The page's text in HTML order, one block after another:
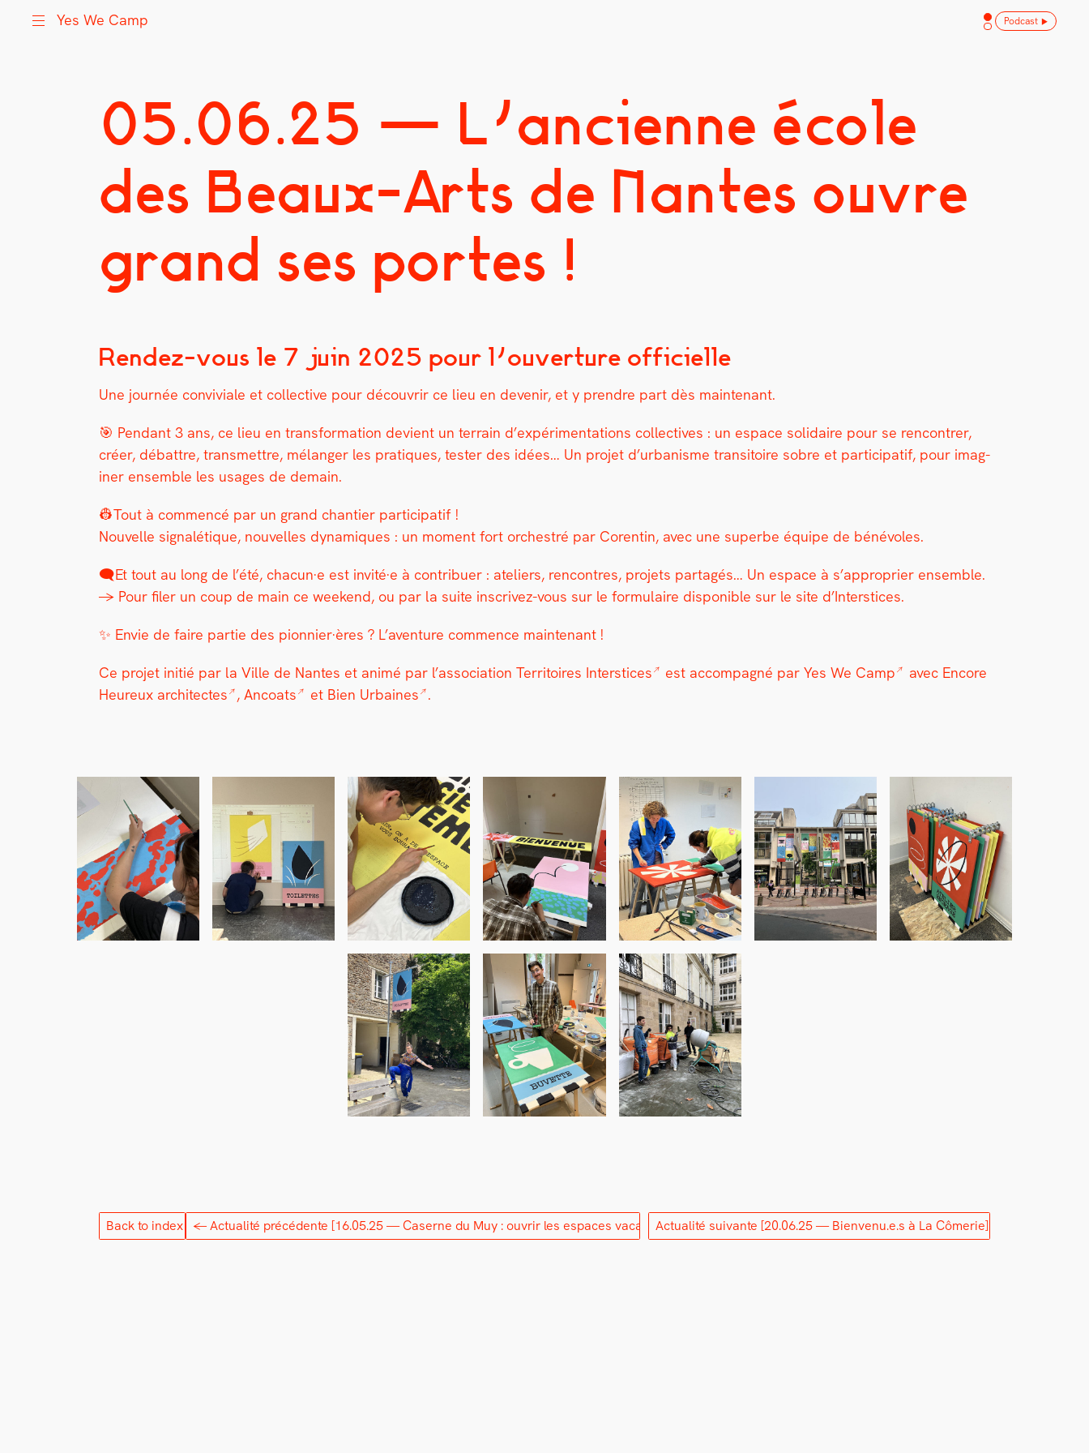
Utilisation inventive des espaces disponibles
05.06.25 — L’ancienne école
des Beaux-Arts de Nantes ouvre
grand ses portes !
Rendez-vous le 7 juin 2025 pour l’ouverture officielle
Une journée con­viviale et col­lec­tive pour décou­vrir ce lieu en devenir, et y pren­dre part dès main­tenant.
🎯 Pen­dant 3 ans, ce lieu en trans­for­ma­tion devient un ter­rain d’expérimentations col­lec­tives : un espace sol­idaire pour se ren­con­tr­er,
créer, débat­tre, trans­met­tre, mélanger les pra­tiques, tester des idées… Un pro­jet d’urbanisme tran­si­toire sobre et par­tic­i­patif, pour imag­
in­er ensem­ble les usages de demain.
👷Tout à com­mencé par un grand chantier par­tic­i­patif !
Nou­velle sig­nalé­tique, nou­velles dynamiques : un moment fort orchestré par Corentin, avec une superbe équipe de bénév­oles.
🗨️Et tout au long de l’été, chacun·e est invité·e à con­tribuer : ate­liers, ren­con­tres, pro­jets partagés… Un espace à s’approprier ensem­ble.
→ Pour fil­er un coup de main ce week­end, ou par la suite inscrivez-vous sur le for­mu­laire disponible sur le site d’In­ter­stices.
✨ Envie de faire par­tie des pionnier·ères ? L’aventure com­mence main­tenant !
Ce pro­jet ini­tié par la Ville de Nantes et ani­mé par l’association Ter­ri­toires Inter­stices est accom­pa­g­né parYes We Camp avec Encore
Heureux archi­tectes ,Ancoats et Bien Urbaines .
Back to index ← Actualité précédente [16.05.25 — Caserne du Muy : ouvrir les espaces vacants]Actualité suivante [20.06.25 — Bienvenu.e.s à La Cômerie]
Yes We Camp Podcast